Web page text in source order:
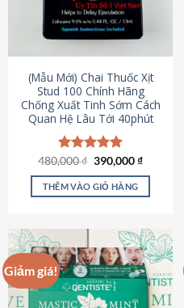
chọn
được
chọn
trên
trang
sản
phẩm
(Mẫu Mới) Chai Thuốc Xịt
Stud 100 Chính Hãng
Chống Xuất Tinh Sớm Cách
Quan Hệ Lâu Tới 40phút
Được xếp
hạng5.00
5 sao
480,000₫ Giá
là:
480,000 ₫.
390,000₫Giá
tại
THÊM VÀO GIỎ HÀNG
Giảm giá!